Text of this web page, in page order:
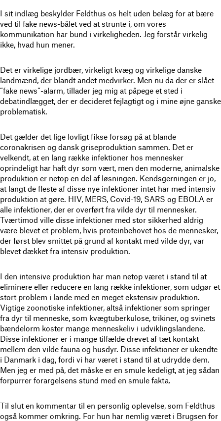
I sit indlæg beskylder Feldthus os helt uden belæg for at bære
ved til fake news-bålet ved at strunte i, om vores
kommunikation har bund i virkeligheden. Jeg forstår virkelig
ikke, hvad hun mener.
Det er virkelige jordbær, virkeligt kvæg og virkelige danske
landmænd, der blandt andet medvirker. Men nu da der er slået
”fake news”-alarm, tillader jeg mig at påpege et sted i
debatindlægget, der er decideret fejlagtigt og i mine øjne ganske
problematisk.
Det gælder det lige lovligt fikse forsøg på at blande
coronakrisen og dansk griseproduktion sammen. Det er
velkendt, at en lang række infektioner hos mennesker
oprindeligt har haft dyr som vært, men den moderne, animalske
produktion er netop en del af løsningen. Kendsgerningen er jo,
at langt de fleste af disse nye infektioner intet har med intensiv
produktion at gøre. HIV, MERS, Covid-19, SARS og EBOLA er
alle infektioner, der er overført fra vilde dyr til mennesker.
Tværtimod ville disse infektioner med stor sikkerhed aldrig
være blevet et problem, hvis proteinbehovet hos de mennesker,
der først blev smittet på grund af kontakt med vilde dyr, var
blevet dækket fra intensiv produktion.
I den intensive produktion har man netop været i stand til at
eliminere eller reducere en lang række infektioner, som udgør et
stort problem i lande med en meget ekstensiv produktion.
Vigtige zoonotiske infektioner, altså infektioner som springer
fra dyr til menneske, som kvægtuberkulose, trikiner, og svinets
bændelorm koster mange menneskeliv i udviklingslandene.
Disse infektioner er i mange tilfælde drevet af tæt kontakt
mellem den vilde fauna og husdyr. Disse infektioner er ukendte
i Danmark i dag, fordi vi har været i stand til at udrydde dem.
Men jeg er med på, det måske er en smule kedeligt, at jeg sådan
forpurrer forargelsens stund med en smule fakta.
Til slut en kommentar til en personlig oplevelse, som Feldthus
også kommer omkring. For hun har nemlig været i Brugsen for